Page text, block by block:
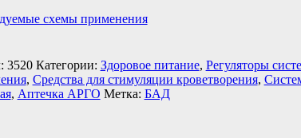
схемы применения
3520 Категории: Здоровое питание, Регуляторы
, Средства для стимуляции кроветворения,
, Аптечка АРГО Метка: БАД